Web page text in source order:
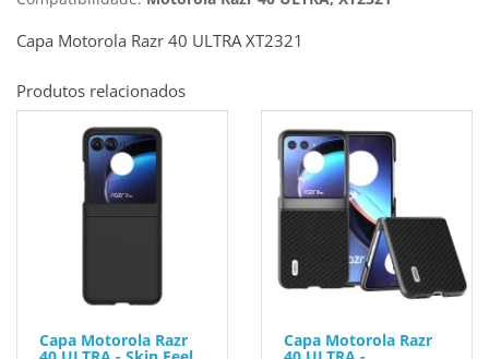
Capa Motorola Razr 40 ULTRA XT2321
Produtos relacionados
Capa Motorola Razr Capa Motorola Razr